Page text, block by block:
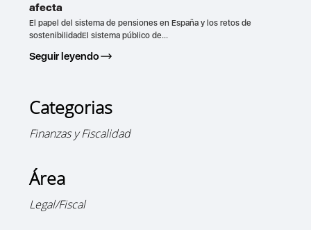
afecta
El papel del sistema de pensiones en España y los retos de
sostenibilidadEl sistema público de...
Seguir leyendo
Categorias
Finanzas y Fiscalidad
Área
Legal/Fiscal